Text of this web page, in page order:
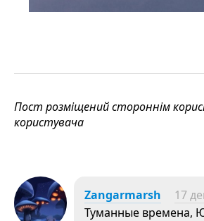
Пост розміщений стороннім
користувача
Zangarmarsh 17
Туманные времена,